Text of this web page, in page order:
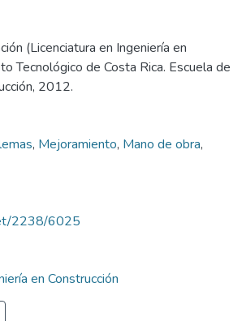
(Licenciatura en Ingeniería en
Tecnológico de Costa Rica. Escuela de
2012.
, Mejoramiento, Mano de obra,
2238/6025
en Construcción